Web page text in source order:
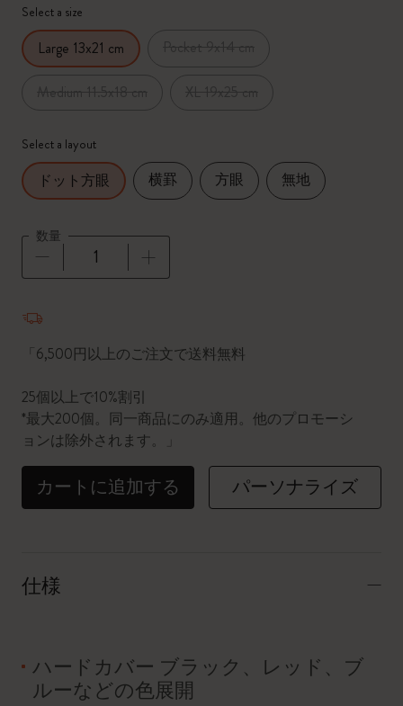
Select a size
Large 13x21 cm
Select a layout
ドット方眼 横罫 方眼 無地
数量
「6,500円以上のご注文で送料無料
25個以上で10%割引
*最大200個。同一商品にのみ適用。他のプロモーシ
ョンは除外されます。」
カートに追加する パーソナライズ
仕様
ハードカバー ブラック、レッド、ブ
ルーなどの色展開